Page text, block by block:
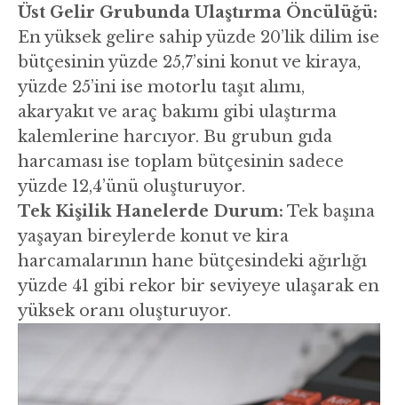
Üst Gelir Grubunda Ulaştırma Öncülüğü:
En yüksek gelire sahip yüzde 20’lik dilim ise
bütçesinin yüzde 25,7’sini konut ve kiraya,
yüzde 25’ini ise motorlu taşıt alımı,
akaryakıt ve araç bakımı gibi ulaştırma
kalemlerine harcıyor. Bu grubun gıda
harcaması ise toplam bütçesinin sadece
yüzde 12,4’ünü oluşturuyor.
Tek Kişilik Hanelerde Durum: Tek başına
yaşayan bireylerde konut ve kira
harcamalarının hane bütçesindeki ağırlığı
yüzde 41 gibi rekor bir seviyeye ulaşarak en
yüksek oranı oluşturuyor.